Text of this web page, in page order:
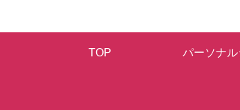
TOP パーソナル